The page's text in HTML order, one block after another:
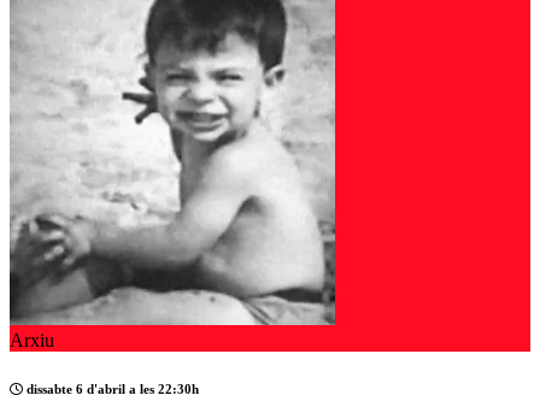
Arxiu
dissabte 6 d'abril a les 22:30h